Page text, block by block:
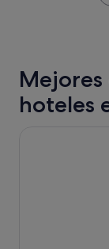
para
una
estancia
hoteles